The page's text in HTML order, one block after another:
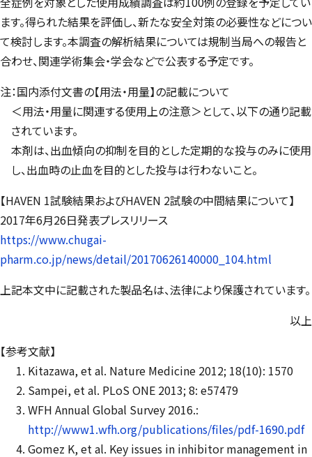
ます。得られた結果を評価し、新たな安全対策の必要性などについ
て検討します。本調査の解析結果については規制当局への報告と
合わせ、関連学術集会・学会などで公表する予定です。
注：国内添付文書の【用法・用量】の記載について
＜用法・用量に関連する使用上の注意＞として、以下の通り記載
されています。
本剤は、出血傾向の抑制を目的とした定期的な投与のみに使用
し、出血時の止血を目的とした投与は行わないこと。
【HAVEN 1試験結果およびHAVEN 2試験の中間結果について】
2017年6月26日発表プレスリリース
https://www.chugai-
pharm.co.jp/news/detail/20170626140000_104.html
上記本文中に記載された製品名は、法律により保護されています。
以上
【参考文献】
Kitazawa, et al. Nature Medicine 2012; 18(10): 1570
Sampei, et al. PLoS ONE 2013; 8: e57479
WFH Annual Global Survey 2016.:
http://www1.wfh.org/publications/files/pdf-1690.pdf
Gomez K, et al. Key issues in inhibitor management in